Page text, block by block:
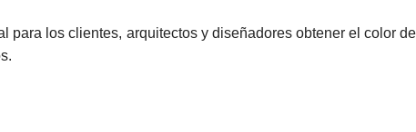
para los clientes, arquitectos y diseñadores obtener el color de